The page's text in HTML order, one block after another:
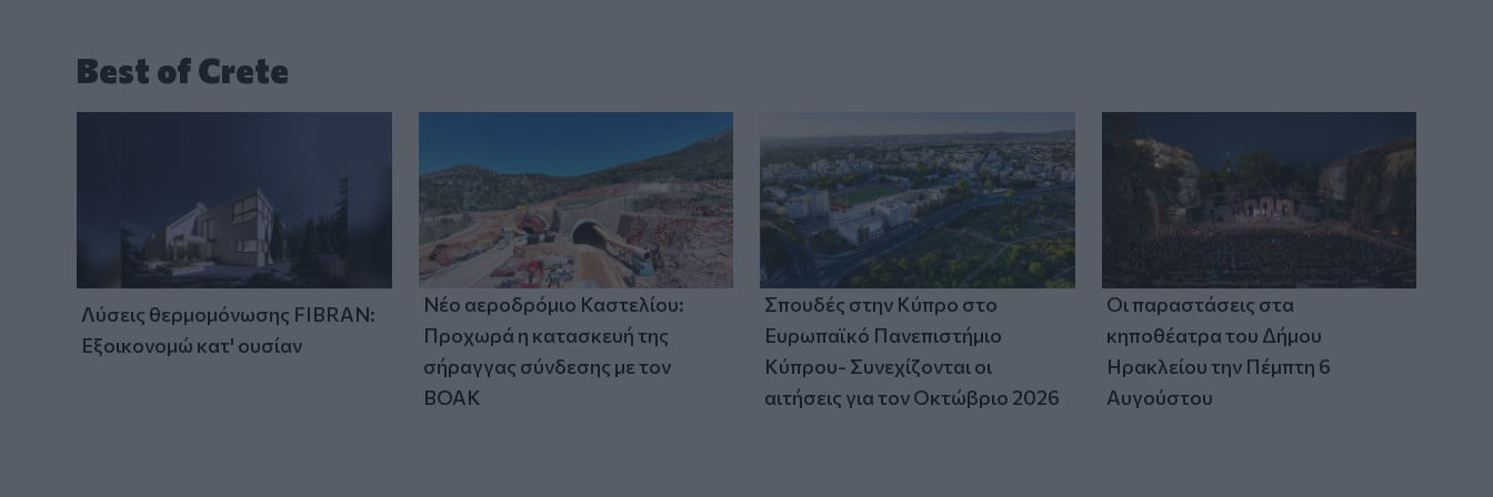
Best of Crete
Λύσεις θερμομόνωσης FIBRAN:
Εξοικονομώ κατ' ουσίαν
Νέο αεροδρόμιο Καστελίου:
Προχωρά η κατασκευή της
σήραγγας σύνδεσης με τον
ΒΟΑΚ
Σπουδές στην Κύπρο στο
Ευρωπαϊκό Πανεπιστήμιο
Κύπρου- Συνεχίζονται οι
αιτήσεις για τον Οκτώβριο 2026
Οι παραστάσεις στα
κηποθέατρα του Δήμου
Ηρακλείου την Πέμπτη 6
Αυγούστου